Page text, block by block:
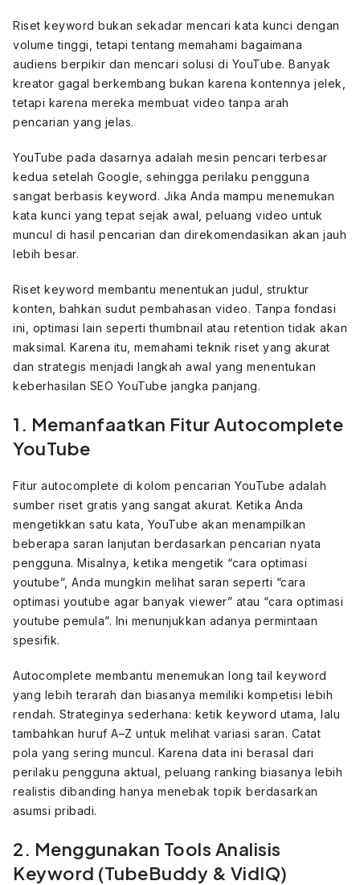
Riset keyword bukan sekadar mencari kata kunci dengan
volume tinggi, tetapi tentang memahami bagaimana
audiens berpikir dan mencari solusi di YouTube. Banyak
kreator gagal berkembang bukan karena kontennya jelek,
tetapi karena mereka membuat video tanpa arah
pencarian yang jelas.
YouTube pada dasarnya adalah mesin pencari terbesar
kedua setelah Google, sehingga perilaku pengguna
sangat berbasis keyword. Jika Anda mampu menemukan
kata kunci yang tepat sejak awal, peluang video untuk
muncul di hasil pencarian dan direkomendasikan akan jauh
lebih besar.
Riset keyword membantu menentukan judul, struktur
konten, bahkan sudut pembahasan video. Tanpa fondasi
ini, optimasi lain seperti thumbnail atau retention tidak akan
maksimal. Karena itu, memahami teknik riset yang akurat
dan strategis menjadi langkah awal yang menentukan
keberhasilan SEO YouTube jangka panjang.
1. Memanfaatkan Fitur Autocomplete
YouTube
Fitur autocomplete di kolom pencarian YouTube adalah
sumber riset gratis yang sangat akurat. Ketika Anda
mengetikkan satu kata, YouTube akan menampilkan
beberapa saran lanjutan berdasarkan pencarian nyata
pengguna. Misalnya, ketika mengetik “cara optimasi
youtube”, Anda mungkin melihat saran seperti “cara
optimasi youtube agar banyak viewer” atau “cara optimasi
youtube pemula”. Ini menunjukkan adanya permintaan
spesifik.
Autocomplete membantu menemukan long tail keyword
yang lebih terarah dan biasanya memiliki kompetisi lebih
rendah. Strateginya sederhana: ketik keyword utama, lalu
tambahkan huruf A–Z untuk melihat variasi saran. Catat
pola yang sering muncul. Karena data ini berasal dari
perilaku pengguna aktual, peluang ranking biasanya lebih
realistis dibanding hanya menebak topik berdasarkan
asumsi pribadi.
2. Menggunakan Tools Analisis
Keyword (TubeBuddy & VidIQ)